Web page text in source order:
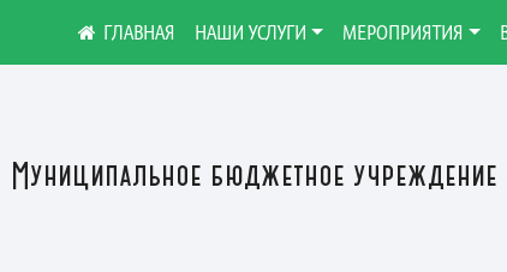
Муниципальное бюджетное
НАШИ УСЛУГИ МЕРОПРИЯТИЯ